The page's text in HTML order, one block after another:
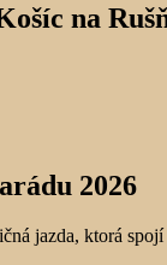
na
2026
jazda, ktorá